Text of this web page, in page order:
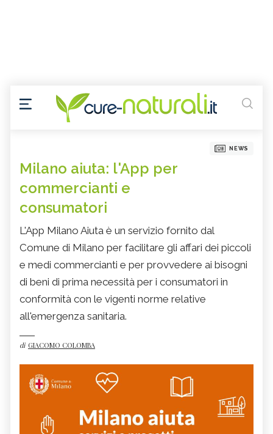
NEWS
Milano aiuta: l'App per
commercianti e
consumatori
L'App Milano Aiuta è un servizio fornito dal
Comune di Milano per facilitare gli affari dei piccoli
e medi commercianti e per provvedere ai bisogni
di beni di prima necessità per i consumatori in
conformità con le vigenti norme relative
all'emergenza sanitaria.
di GIACOMO COLOMBA